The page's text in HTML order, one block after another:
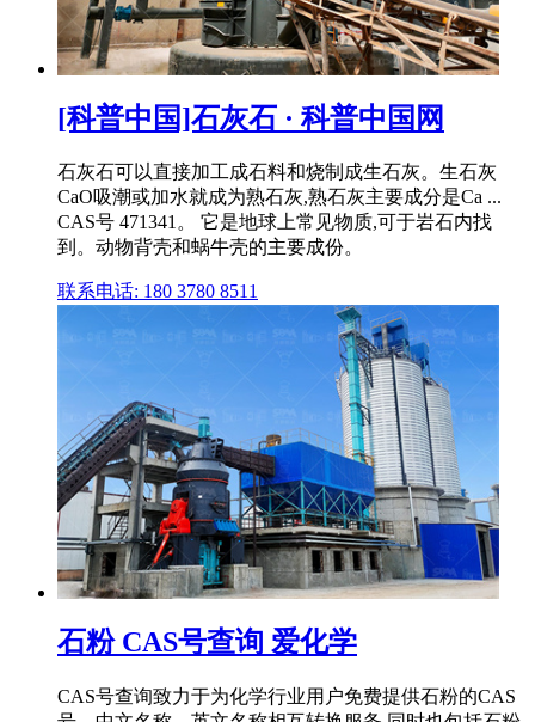
[科普中国]石灰石 · 科普中国网
石灰石可以直接加工成石料和烧制成生石灰。生石灰
CaO吸潮或加水就成为熟石灰,熟石灰主要成分是Ca ...
CAS号 471341。 它是地球上常见物质,可于岩石内找
到。动物背壳和蜗牛壳的主要成份。
联系电话: 180 3780 8511
石粉 CAS号查询 爱化学
CAS号查询致力于为化学行业用户免费提供石粉的CAS